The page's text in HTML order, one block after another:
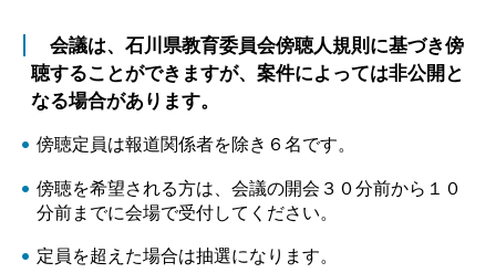
会議は、石川県教育委員会傍聴人規則に基づき傍
聴することができますが、案件によっては非公開と
なる場合があります。
傍聴定員は報道関係者を除き６名です。
傍聴を希望される方は、会議の開会３０分前から１０
分前までに会場で受付してください。
定員を超えた場合は抽選になります。